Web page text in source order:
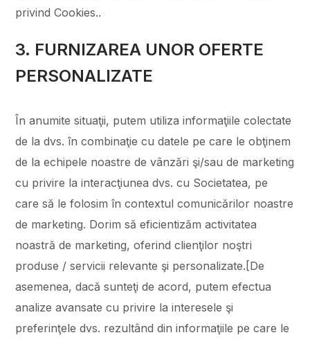
privind Cookies..
3. FURNIZAREA UNOR OFERTE
PERSONALIZATE
În anumite situaţii, putem utiliza informaţiile colectate
de la dvs. în combinaţie cu datele pe care le obţinem
de la echipele noastre de vânzări şi/sau de marketing
cu privire la interacţiunea dvs. cu Societatea, pe
care să le folosim în contextul comunicărilor noastre
de marketing. Dorim să eficientizăm activitatea
noastră de marketing, oferind clienţilor noştri
produse / servicii relevante şi personalizate.[De
asemenea, dacă sunteţi de acord, putem efectua
analize avansate cu privire la interesele şi
preferinţele dvs. rezultând din informaţiile pe care le